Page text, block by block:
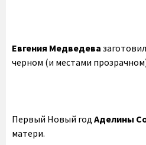
Евгения Медведева
черном (и местами
Первый Новый год Аделины
матери.